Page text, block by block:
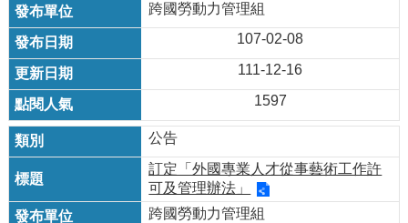
跨國勞動力管理組
107-02-08
111-12-16
1597
公告
訂定「外國專業人才從事藝術工作許
可及管理辦法」
跨國勞動力管理組